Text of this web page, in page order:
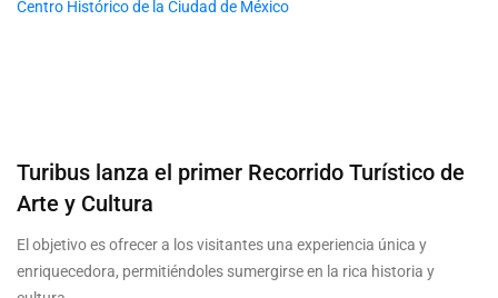
Turibus lanza el primer Recorrido Turístico de
Arte y Cultura
El objetivo es ofrecer a los visitantes una experiencia única y
enriquecedora, permitiéndoles sumergirse en la rica historia y